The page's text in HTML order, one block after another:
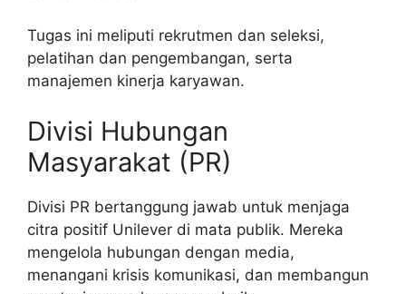
Tugas ini meliputi rekrutmen dan seleksi,
pelatihan dan pengembangan, serta
manajemen kinerja karyawan.
Divisi Hubungan
Masyarakat (PR)
Divisi PR bertanggung jawab untuk menjaga
citra positif Unilever di mata publik. Mereka
mengelola hubungan dengan media,
menangani krisis komunikasi, dan membangun